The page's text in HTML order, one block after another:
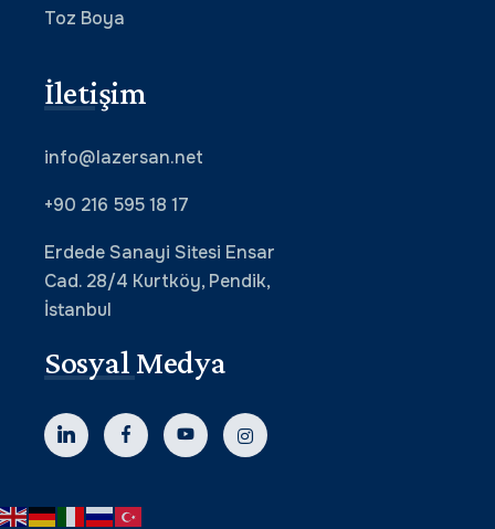
Toz Boya
İletişim
info@lazersan.net
+90 216 595 18 17
Erdede Sanayi Sitesi Ensar
Cad. 28/4 Kurtköy, Pendik,
İstanbul
Sosyal Medya